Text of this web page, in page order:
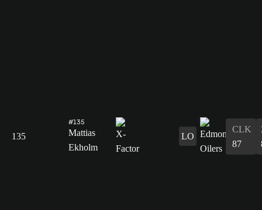
135
#135
Mattias
Ekholm
LO
CLK
87